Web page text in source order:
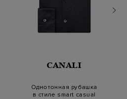
CANALI
Однотонная рубашка
в стиле smart casual